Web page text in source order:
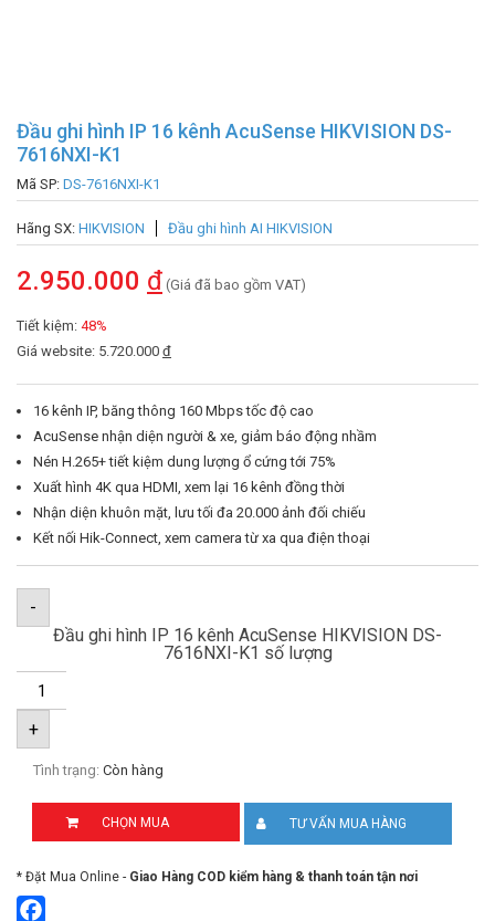
Đầu ghi hình IP 16 kênh AcuSense HIKVISION DS-
7616NXI-K1
Mã SP: DS-7616NXI-K1
Hãng SX: HIKVISION Đầu ghi hình AI HIKVISION
2.950.000 đ (Giá đã bao gồm VAT)
Tiết kiệm: 48%
Giá website: 5.720.000 đ
16 kênh IP, băng thông 160 Mbps tốc độ cao
AcuSense nhận diện người & xe, giảm báo động nhầm
Nén H.265+ tiết kiệm dung lượng ổ cứng tới 75%
Xuất hình 4K qua HDMI, xem lại 16 kênh đồng thời
Nhận diện khuôn mặt, lưu tối đa 20.000 ảnh đối chiếu
Kết nối Hik-Connect, xem camera từ xa qua điện thoại
-
Đầu ghi hình IP 16 kênh AcuSense HIKVISION DS-
7616NXI-K1 số lượng
+
Tình trạng: Còn hàng
CHỌN MUA TƯ VẤN MUA HÀNG
* Đặt Mua Online - Giao Hàng COD kiểm hàng & thanh toán tận nơi